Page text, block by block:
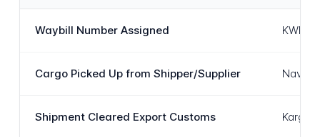
Waybill Number Assigned KWE
Cargo Picked Up from Shipper/Supplier Navlun
Shipment Cleared Export Customs Kargo